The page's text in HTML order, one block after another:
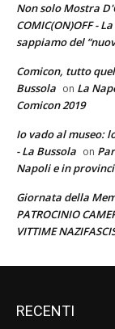
Non solo Mostra
COMIC(ON)OFF -
sappiamo del
Comicon, tutto
Bussola on La
Comicon 2019
Io vado al museo:
- La Bussola on
Napoli e in
Giornata della
PATROCINIO
VITTIME
RECENTI